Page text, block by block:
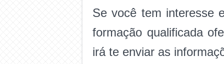
Se você tem interesse
formação qualificada
irá te enviar as